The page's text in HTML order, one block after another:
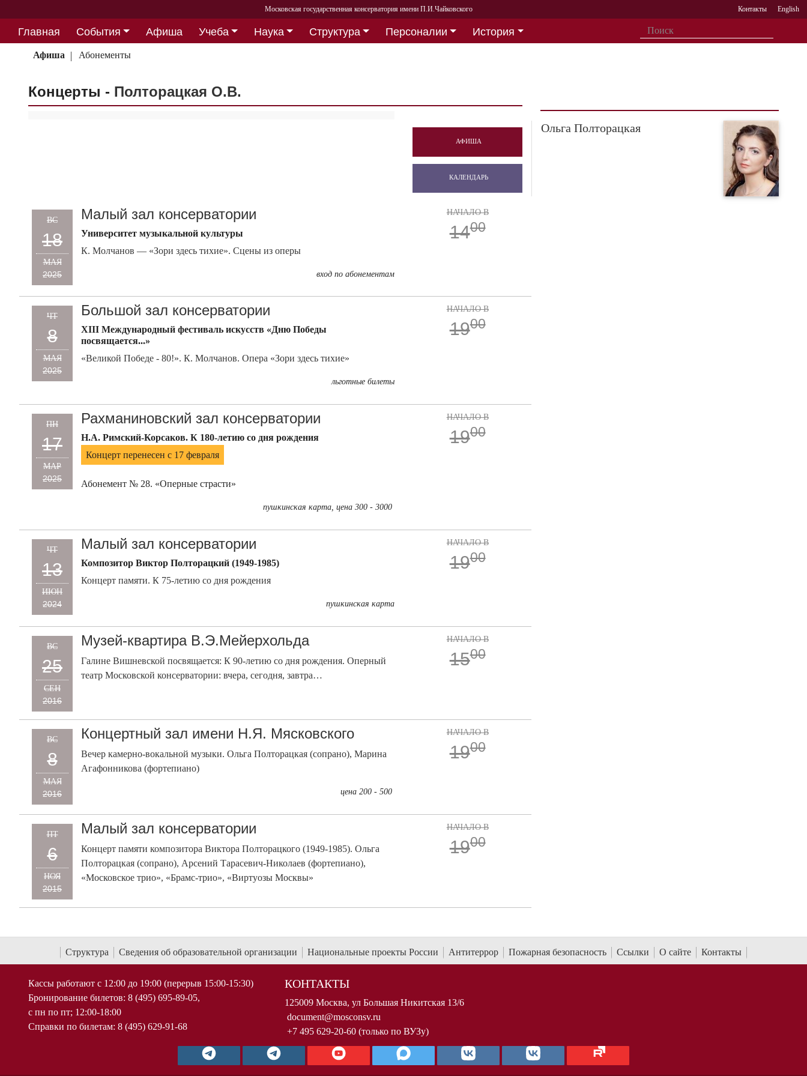
Московская государственная консерватория имени П.И.Чайковского Контакты English
Главная События Афиша Учеба Наука Структура Персоналии
История
Партнерство
Афиша Абонементы
Концерты - Полторацкая О.В.
АФИША
КАЛЕНДАРЬ
ВС
18
МАЯ
2025
Малый зал консерватории
Университет музыкальной культуры
К. Молчанов — «Зори здесь тихие». Сцены из оперы
вход по абонементам
НАЧАЛО В
1400
ЧТ
8
МАЯ
2025
Большой зал консерватории
XIII Международный фестиваль искусств «Дню Победы
посвящается...»
«Великой Победе - 80!». К. Молчанов. Опера «Зори здесь тихие»
льготные билеты
НАЧАЛО В
1900
ПН
17
МАР
2025
Рахманиновский зал консерватории
Н.А. Римский-Корсаков. К 180-летию со дня рождения
Концерт перенесен с 17 февраля
Абонемент № 28. «Оперные страсти»
пушкинская карта, цена 300 - 3000
НАЧАЛО В
1900
ЧТ
13
ИЮН
2024
Малый зал консерватории
Композитор Виктор Полторацкий (1949-1985)
Концерт памяти. К 75-летию со дня рождения
пушкинская карта
НАЧАЛО В
1900
ВС
25
СЕН
2016
Музей-квартира В.Э.Мейерхольда
Галине Вишневской посвящается: К 90-летию со дня рождения. Оперный
театр Московской консерватории: вчера, сегодня, завтра…
НАЧАЛО В
1500
ВС
8
МАЯ
2016
Концертный зал имени Н.Я. Мясковского
Вечер камерно-вокальной музыки. Ольга Полторацкая (сопрано), Марина
Агафонникова (фортепиано)
цена 200 - 500
НАЧАЛО В
1900
ПТ
6
НОЯ
2015
Малый зал консерватории
Концерт памяти композитора Виктора Полторацкого (1949-1985). Ольга
Полторацкая (сопрано), Арсений Тарасевич-Николаев (фортепиано),
«Московское трио», «Брамс-трио», «Виртуозы Москвы»
НАЧАЛО В
1900
Ольга Полторацкая
Структура Сведения об образовательной организации Национальные проекты России Антитеррор Пожарная безопасность Ссылки О сайте Контакты
Кассы работают с 12:00 до 19:00 (перерыв 15:00-15:30)
Бронирование билетов: 8 (495) 695-89-05,
с пн по пт; 12:00-18:00
Справки по билетам: 8 (495) 629-91-68
КОНТАКТЫ
125009 Москва, ул Большая Никитская 13/6
document@mosconsv.ru
+7 495 629-20-60 (только по ВУЗу)